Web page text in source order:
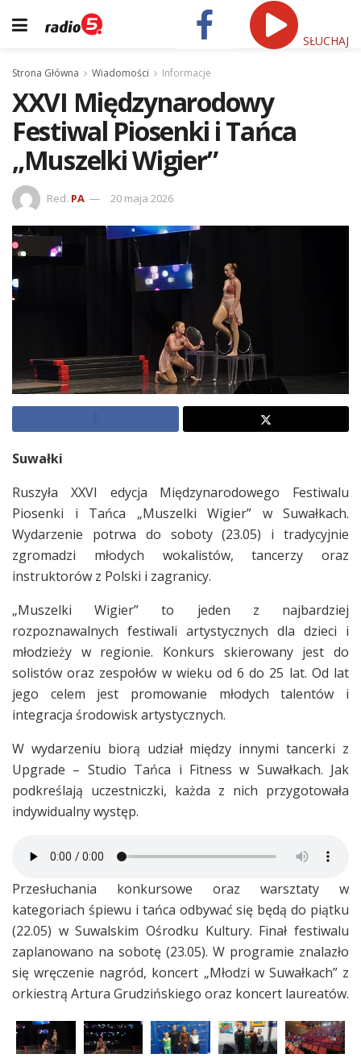
SŁUCHAJ
Strona Główna Wiadomości Informacje
XXVI Międzynarodowy
Festiwal Piosenki i Tańca
„Muszelki Wigier”
Red. PA 20 maja 2026
Suwałki
Ruszyła XXVI edycja Międzynarodowego Festiwalu
Piosenki i Tańca „Muszelki Wigier” w Suwałkach.
Wydarzenie potrwa do soboty (23.05) i tradycyjnie
zgromadzi młodych wokalistów, tancerzy oraz
instruktorów z Polski i zagranicy.
„Muszelki Wigier” to jeden z najbardziej
rozpoznawalnych festiwali artystycznych dla dzieci i
młodzieży w regionie. Konkurs skierowany jest do
solistów oraz zespołów w wieku od 6 do 25 lat. Od lat
jego celem jest promowanie młodych talentów i
integracja środowisk artystycznych.
W wydarzeniu biorą udział między innymi tancerki z
Upgrade – Studio Tańca i Fitness w Suwałkach. Jak
podkreślają uczestniczki, każda z nich przygotowała
indywidualny występ.
Przesłuchania konkursowe oraz warsztaty w
kategoriach śpiewu i tańca odbywać się będą do piątku
(22.05) w Suwalskim Ośrodku Kultury. Finał festiwalu
zaplanowano na sobotę (23.05). W programie znalazło
się wręczenie nagród, koncert „Młodzi w Suwałkach” z
orkiestrą Artura Grudzińskiego oraz koncert laureatów.